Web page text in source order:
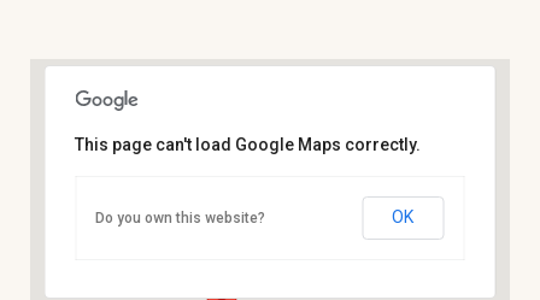
Blå Vägen 256 - Storuman
This page can't load Google Maps correctly.
Do you own this website? OK